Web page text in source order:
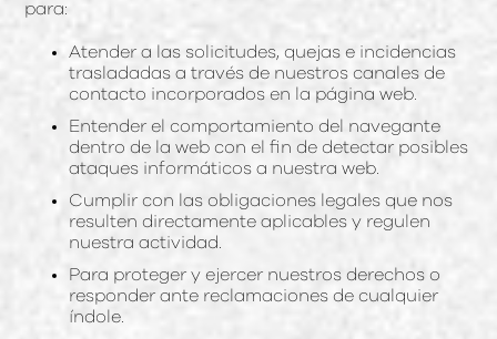
para:
Atender a las solicitudes, quejas e incidencias
trasladadas a través de nuestros canales de
contacto incorporados en la página web.
Entender el comportamiento del navegante
dentro de la web con el fin de detectar posibles
ataques informáticos a nuestra web.
Cumplir con las obligaciones legales que nos
resulten directamente aplicables y regulen
nuestra actividad.
Para proteger y ejercer nuestros derechos o
responder ante reclamaciones de cualquier
índole.